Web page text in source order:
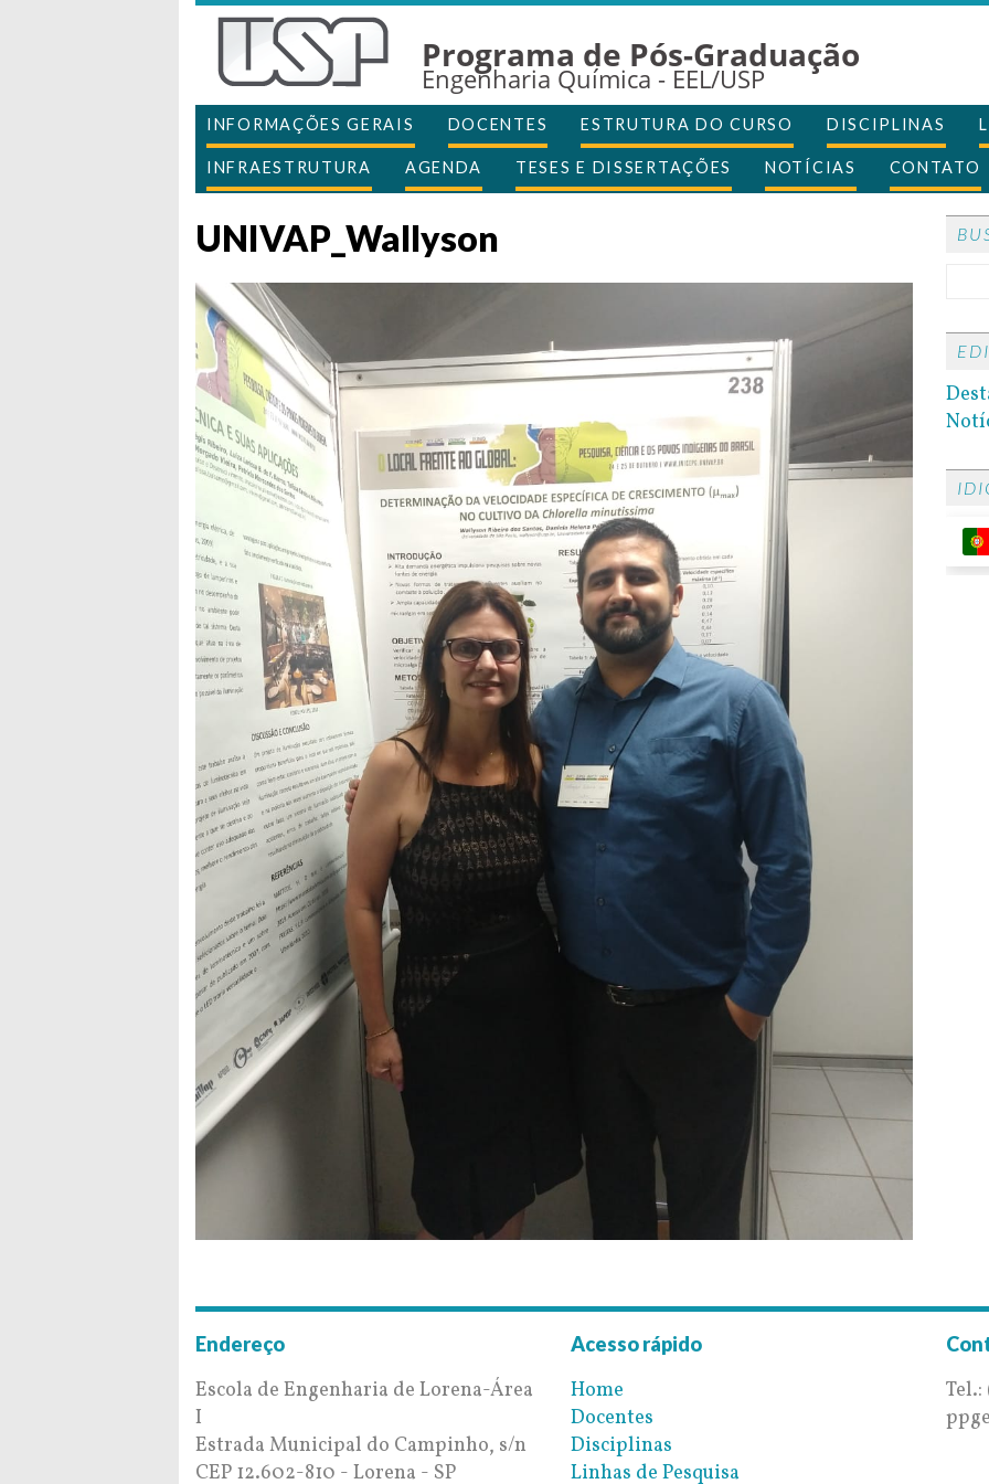
Programa de Pós-Graduação
Engenharia Química - EEL/USP
INFORMAÇÕES GERAIS DOCENTES ESTRUTURA DO CURSO DISCIPLINAS
INFRAESTRUTURA AGENDA TESES E DISSERTAÇÕES NOTÍCIAS CONTATO
UNIVAP_Wallyson
Endereço
Escola de Engenharia de Lorena-Área
I
Estrada Municipal do Campinho, s/n
CEP 12.602-810 - Lorena - SP
Acesso rápido
Home
Docentes
Disciplinas
Linhas de Pesquisa
Tel.: